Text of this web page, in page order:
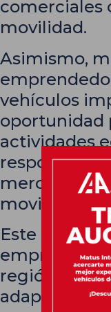
comerciales
movilidad.
Asimismo,
vehículos
oportunidad
actividades
responder a
mercado en
movimiento.
Este
región y su
adaptarse a